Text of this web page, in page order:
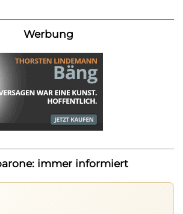
Werbung
immer informiert